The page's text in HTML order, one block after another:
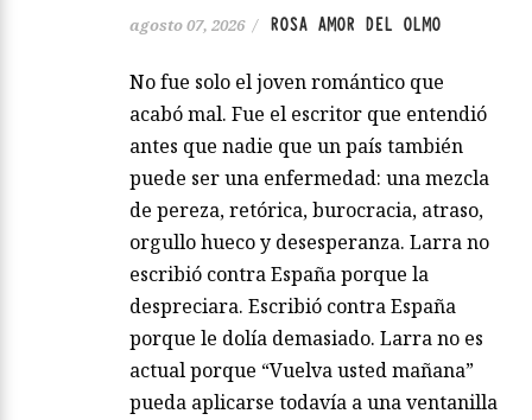
agosto 07, 2026 / ROSA AMOR DEL OLMO
No fue solo el joven romántico que
acabó mal. Fue el escritor que entendió
antes que nadie que un país también
puede ser una enfermedad: una mezcla
de pereza, retórica, burocracia, atraso,
orgullo hueco y desesperanza. Larra no
escribió contra España porque la
despreciara. Escribió contra España
porque le dolía demasiado. Larra no es
actual porque “Vuelva usted mañana”
pueda aplicarse todavía a una ventanilla